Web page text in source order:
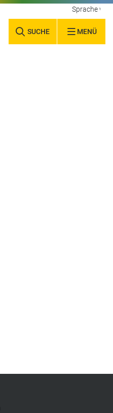
SUCHE MENÜ
Sprache